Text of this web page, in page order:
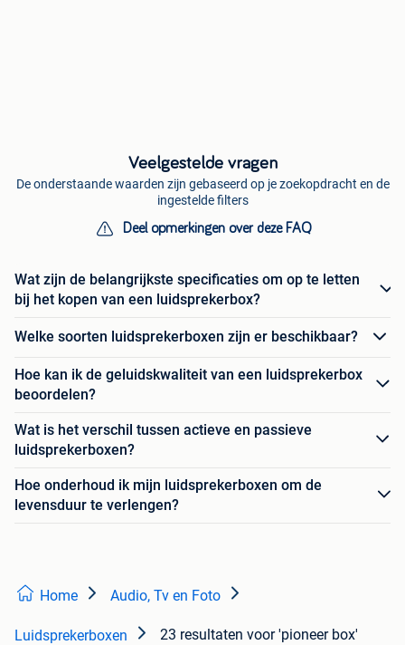
Veelgestelde vragen
De onderstaande waarden zijn gebaseerd op je zoekopdracht en de
ingestelde filters
Deel opmerkingen over deze FAQ
Wat zijn de belangrijkste specificaties om op te letten
bij het kopen van een luidsprekerbox?
Welke soorten luidsprekerboxen zijn er beschikbaar?
Hoe kan ik de geluidskwaliteit van een luidsprekerbox
beoordelen?
Wat is het verschil tussen actieve en passieve
luidsprekerboxen?
Hoe onderhoud ik mijn luidsprekerboxen om de
levensduur te verlengen?
Home Audio, Tv en Foto
Luidsprekerboxen 23 resultaten voor 'pioneer box'